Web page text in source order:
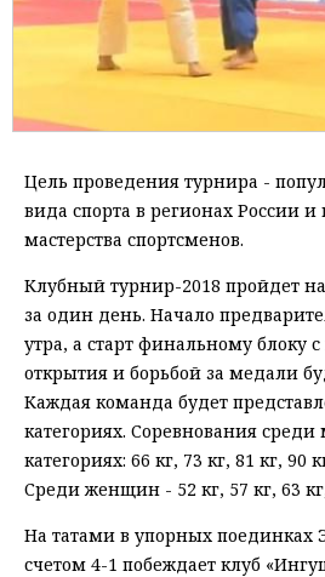
Цель проведения турнира -
вида спорта в регионах России
мастерства спортсменов.
Клубный турнир-2018 пройдет
за один день. Начало
утра, а старт финальному блоку
открытия и борьбой за медали
Каждая команда будет
категориях. Соревнования
категориях: 66 кг, 73 кг, 81 кг, 90
Среди женщин - 52 кг, 57 кг, 63
На татами в упорных поединках
счетом 4-1 побеждает клуб